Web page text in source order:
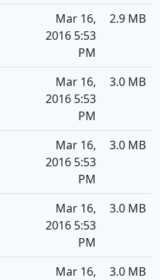
Mar 16,
2016 5:53
PM
2.9 MB
Mar 16,
2016 5:53
PM
3.0 MB
Mar 16,
2016 5:53
PM
3.0 MB
Mar 16,
2016 5:53
PM
3.0 MB
Mar 16,
3.0 MB